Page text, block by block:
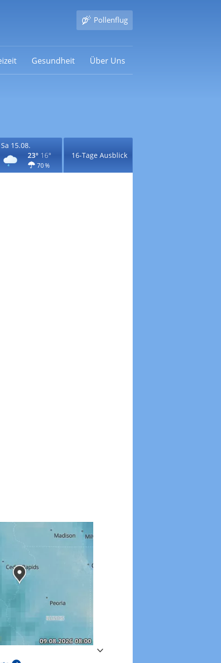
Pollenflug
Gesundheit Über Uns
Sa 15.08.
23° 16°
70 %
16-Tage Ausblick
Windgeschwindigkeiten in 3h